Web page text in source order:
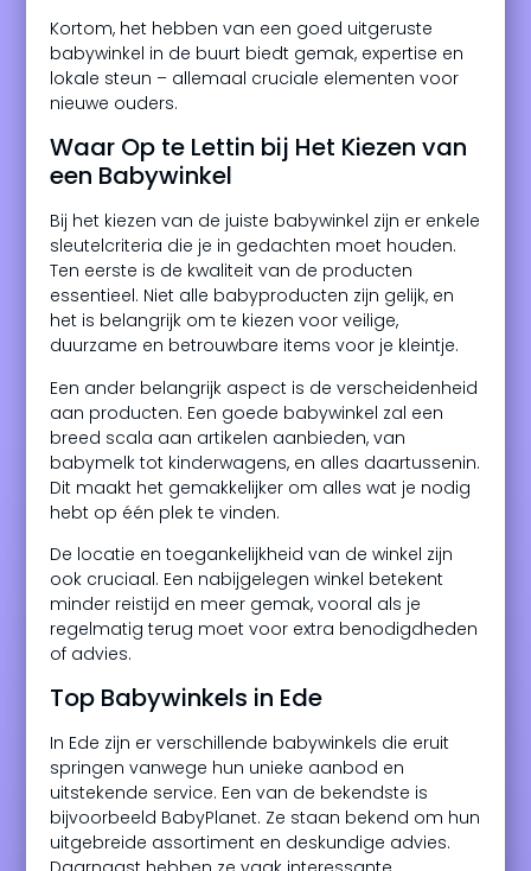
Kortom, het hebben van een goed uitgeruste
babywinkel in de buurt biedt gemak, expertise en
lokale steun – allemaal cruciale elementen voor
nieuwe ouders.
Waar Op te Lettin bij Het Kiezen van
een Babywinkel
Bij het kiezen van de juiste babywinkel zijn er enkele
sleutelcriteria die je in gedachten moet houden.
Ten eerste is de kwaliteit van de producten
essentieel. Niet alle babyproducten zijn gelijk, en
het is belangrijk om te kiezen voor veilige,
duurzame en betrouwbare items voor je kleintje.
Een ander belangrijk aspect is de verscheidenheid
aan producten. Een goede babywinkel zal een
breed scala aan artikelen aanbieden, van
babymelk tot kinderwagens, en alles daartussenin.
Dit maakt het gemakkelijker om alles wat je nodig
hebt op één plek te vinden.
De locatie en toegankelijkheid van de winkel zijn
ook cruciaal. Een nabijgelegen winkel betekent
minder reistijd en meer gemak, vooral als je
regelmatig terug moet voor extra benodigdheden
of advies.
Top Babywinkels in Ede
In Ede zijn er verschillende babywinkels die eruit
springen vanwege hun unieke aanbod en
uitstekende service. Een van de bekendste is
bijvoorbeeld BabyPlanet. Ze staan bekend om hun
uitgebreide assortiment en deskundige advies.